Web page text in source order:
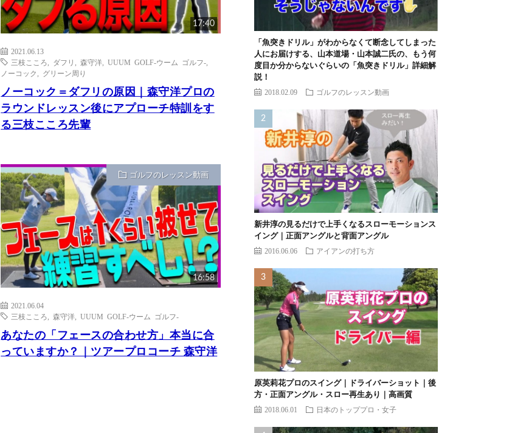
17:40
2021.06.13
三枝こころ
ダフリ ,森守洋 ,UUUM GOLF-ウーム ゴルフ-
ノーコック
グリーン周り
ノーコック＝ダフリの原因｜森守洋プロの
ラウンドレッスン後にアプローチ特訓をす
る三枝こころ先輩
ゴルフのレッスン動画
16:58
2021.06.04
三枝こころ
,森守洋 ,UUUM GOLF-ウーム ゴルフ-
あなたの「フェースの合わせ方」本当に合
っていますか？｜ツアープロコーチ 森守洋
「魚突きドリル」がわからなくて断念してしまった
人にお届けする、山本道場・山本誠二氏の、もう何
度目か分からないぐらいの「魚突きドリル」詳細解
説！
2018.02.09 ゴルフのレッスン動画
新井淳の見るだけで上手くなるスローモーションス
イング｜正面アングルと背面アングル
2016.06.06 アイアンの打ち方
原英莉花プロのスイング｜ドライバーショット｜後
方・正面アングル・スロー再生あり｜高画質
2018.06.01 日本のトッププロ・女子